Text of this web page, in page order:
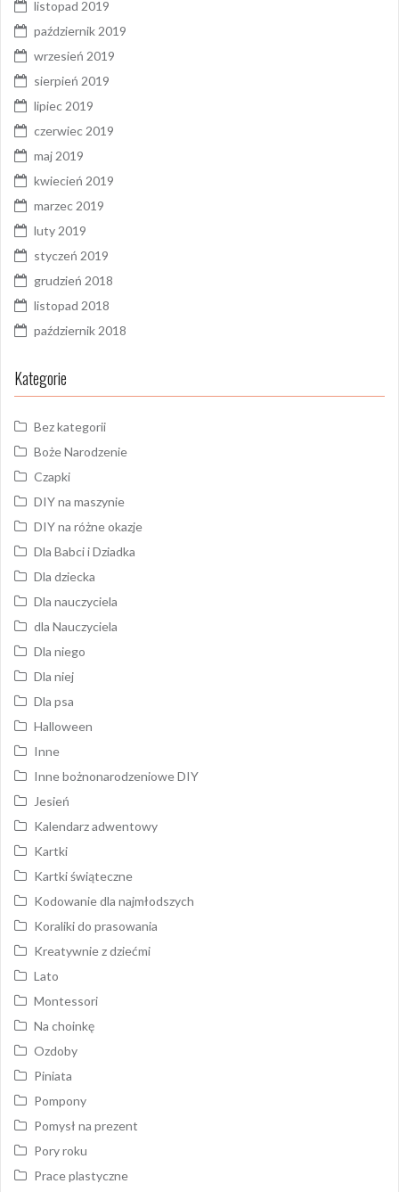
listopad 2019
październik 2019
wrzesień 2019
sierpień 2019
lipiec 2019
czerwiec 2019
maj 2019
kwiecień 2019
marzec 2019
luty 2019
styczeń 2019
grudzień 2018
listopad 2018
październik 2018
Kategorie
Bez kategorii
Boże Narodzenie
Czapki
DIY na maszynie
DIY na różne okazje
Dla Babci i Dziadka
Dla dziecka
Dla nauczyciela
dla Nauczyciela
Dla niego
Dla niej
Dla psa
Halloween
Inne
Inne bożnonarodzeniowe DIY
Jesień
Kalendarz adwentowy
Kartki
Kartki świąteczne
Kodowanie dla najmłodszych
Koraliki do prasowania
Kreatywnie z dziećmi
Lato
Montessori
Na choinkę
Ozdoby
Piniata
Pompony
Pomysł na prezent
Pory roku
Prace plastyczne